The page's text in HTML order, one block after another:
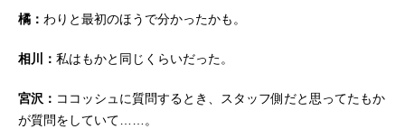
橘： わりと最初のほうで分かったかも。
相川： 私はもかと同じくらいだった。
宮沢： ココッシュに質問するとき、スタッフ側だと思ってたもか
が質問をしていて……。